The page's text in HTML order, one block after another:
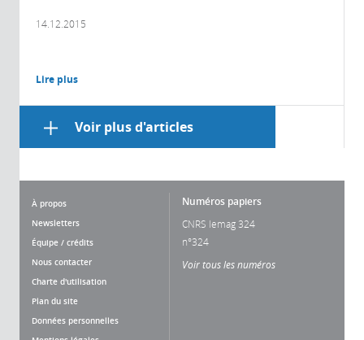
14.12.2015
Lire plus
Voir plus d'articles
À propos
Newsletters
Équipe / crédits
Nous contacter
Charte d'utilisation
Plan du site
Données personnelles
Numéros papiers
CNRS lemag 324
n°324
Voir tous les numéros